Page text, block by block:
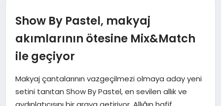
MAGAZIN
SAĞLIK
Show By Pastel, makyaj
akımlarının ötesine Mix&Match
ile geçiyor
Makyaj çantalarının vazgeçilmezi olmaya aday yeni
setini tanıtan Show By Pastel, en sevilen allık ve